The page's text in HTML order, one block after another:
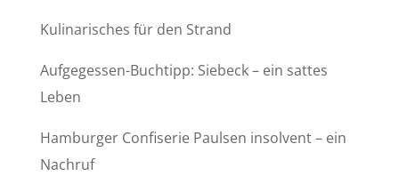
Kulinarisches für den Strand
Aufgegessen-Buchtipp: Siebeck – ein sattes
Leben
Hamburger Confiserie Paulsen insolvent – ein
Nachruf